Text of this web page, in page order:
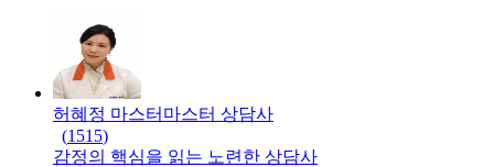
허혜정 마스터 마스터 상담사
(1515)
감정의 핵심을 읽는 노련한 상담사